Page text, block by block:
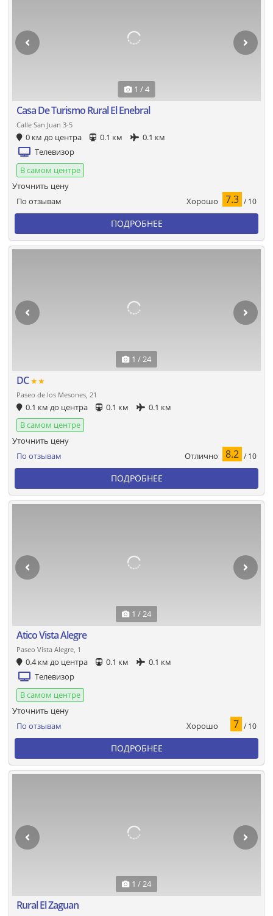
1 / 4
Casa De Turismo Rural El Enebral
Calle San Juan 3-5
0 км до центра 0.1 км
0.1 км
Телевизор
В самом центре
По отзывам Хорошо 7.3 / 10
Уточнить цену
ПОДРОБНЕЕ
1 / 24
DC★★
Paseo de los Mesones, 21
0.1 км до центра 0.1 км
0.1 км
В самом центре
По отзывам Отлично 8.2 / 10
Уточнить цену
ПОДРОБНЕЕ
1 / 24
Atico Vista Alegre
Paseo Vista Alegre, 1
0.4 км до центра 0.1 км
0.1 км
Телевизор
В самом центре
По отзывам Хорошо 7 / 10
Уточнить цену
ПОДРОБНЕЕ
1 / 24
Rural El Zaguan